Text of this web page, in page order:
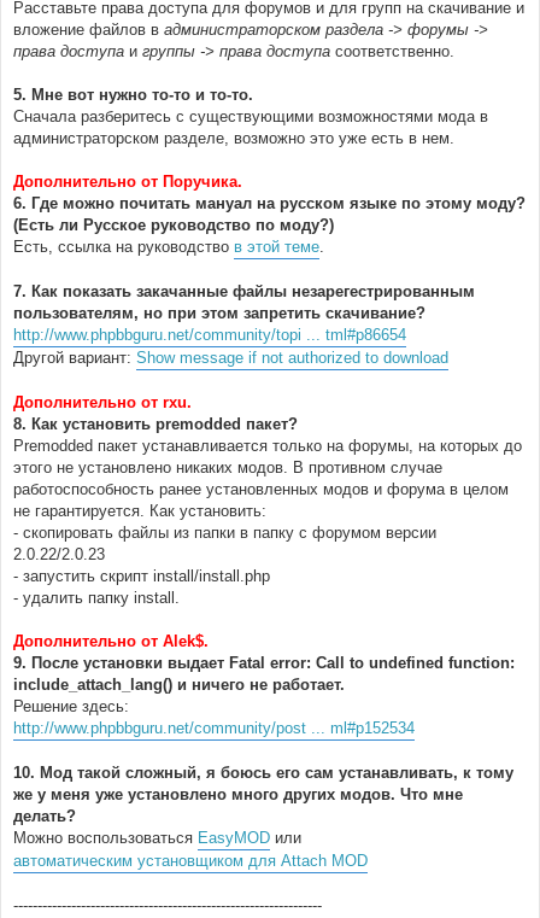
Расставьте права доступа для форумов и для групп на скачивание и
вложение файлов в администраторском раздела -> форумы ->
права доступа и группы -> права доступа соответственно.
5. Мне вот нужно то-то и то-то.
Сначала разберитесь с существующими возможностями мода в
администраторском разделе, возможно это уже есть в нем.
Дополнительно от Поручика.
6. Где можно почитать мануал на русском языке по этому моду?
(Есть ли Русское руководство по моду?)
Есть, ссылка на руководство в этой теме.
7. Как показать закачанные файлы незарегестрированным
пользователям, но при этом запретить скачивание?
http://www.phpbbguru.net/community/topi ... tml#p86654
Другой вариант: Show message if not authorized to download
Дополнительно от rxu.
8. Как установить premodded пакет?
Premodded пакет устанавливается только на форумы, на которых до
этого не установлено никаких модов. В противном случае
работоспособность ранее установленных модов и форума в целом
не гарантируется. Как установить:
- скопировать файлы из папки в папку с форумом версии
2.0.22/2.0.23
- запустить скрипт install/install.php
- удалить папку install.
Дополнительно от Alek$.
9. После установки выдает Fatal error: Call to undefined function:
include_attach_lang() и ничего не работает.
Решение здесь:
http://www.phpbbguru.net/community/post ... ml#p152534
10. Мод такой сложный, я боюсь его сам устанавливать, к тому
же у меня уже установлено много других модов. Что мне
делать?
Можно воспользоваться EasyMOD или
автоматическим установщиком для Attach MOD
----------------------------------------------------------------